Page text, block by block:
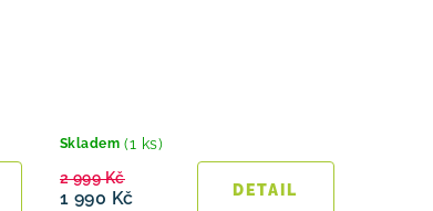
Skladem (1 ks)
1 990 Kč
2 999 Kč